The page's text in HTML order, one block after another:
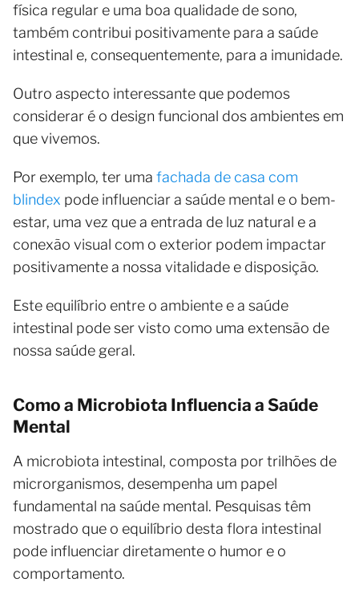
física regular e uma boa qualidade de sono,
também contribui positivamente para a saúde
intestinal e, consequentemente, para a imunidade.
Outro aspecto interessante que podemos
considerar é o design funcional dos ambientes em
que vivemos.
Por exemplo, ter uma fachada de casa com
blindex pode influenciar a saúde mental e o bem-
estar, uma vez que a entrada de luz natural e a
conexão visual com o exterior podem impactar
positivamente a nossa vitalidade e disposição.
Este equilíbrio entre o ambiente e a saúde
intestinal pode ser visto como uma extensão de
nossa saúde geral.
Como a Microbiota Influencia a Saúde
Mental
A microbiota intestinal, composta por trilhões de
microrganismos, desempenha um papel
fundamental na saúde mental. Pesquisas têm
mostrado que o equilíbrio desta flora intestinal
pode influenciar diretamente o humor e o
comportamento.